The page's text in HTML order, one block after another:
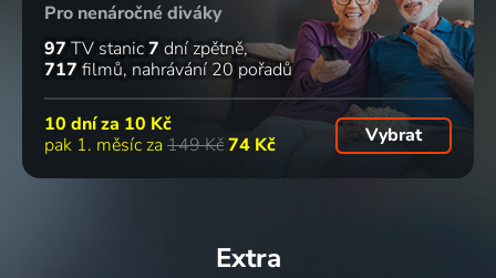
Pro nenáročné diváky
97 TV stanic7 dní zpětně
717 filmů nahrávání 20 pořadů
10 dní za 10 Kč
pak 1. měsíc za 149 Kč74 Kč Vybrat
Extra